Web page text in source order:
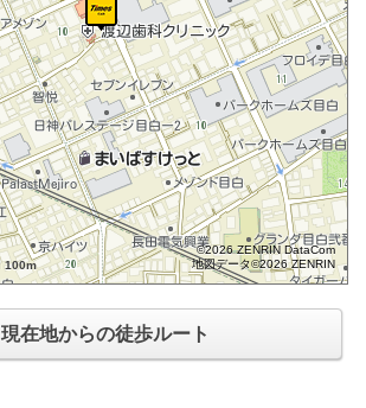
100m
©2026 ZENRIN DataCom
地図データ©2026 ZENRIN
現在地からの徒歩ルート